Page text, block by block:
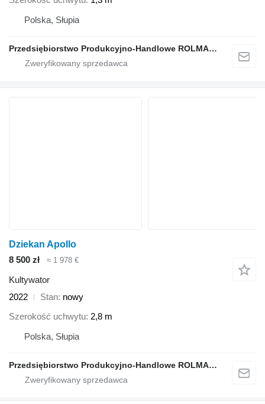
Polska, Słupia
Przedsiębiorstwo Produkcyjno-Handlowe ROLMAPOL Marcin Dziekan
Dziekan Apollo
8 500 zł
≈ 1 978 €
Kultywator
2022
Stan nowy
Szerokość uchwytu 2,8 m
Polska, Słupia
Przedsiębiorstwo Produkcyjno-Handlowe ROLMAPOL Marcin Dziekan